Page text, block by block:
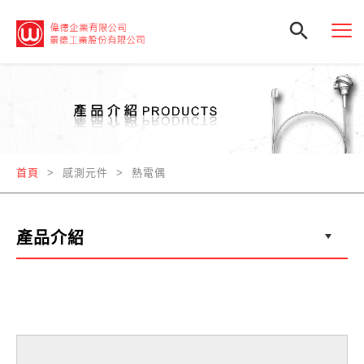

首頁 > 感測元件 > 熱電偶
產品介紹